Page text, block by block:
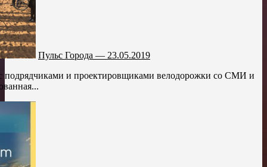
Пульс Города — 23.05.2019
с подрядчиками и проектировщиками велодорожки со СМИ и